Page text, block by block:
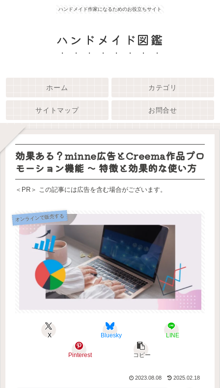
ハンドメイド作家になるためのお役立ちサイト
ハンドメイド図鑑
ホーム カテゴリ
サイトマップ お問合せ
効果ある？minne広告とCreema作品プロ
モーション機能 ～ 特徴と効果的な使い方
＜PR＞ この記事には広告を含む場合がございます。
オンラインで販売する
X Bluesky LINE
Pinterest コピー
2023.08.08 2025.02.18